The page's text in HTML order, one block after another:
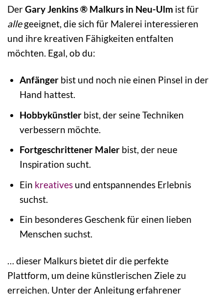
DerGary Jenkins ® Malkurs in Neu-Ulm ist für
allegeeignet, die sich für Malerei interessieren
und ihre kreativen Fähigkeiten entfalten
möchten. Egal, ob du:
Anfängerbist und noch nie einen Pinsel in der
Hand hattest.
Hobbykünstlerbist, der seine Techniken
verbessern möchte.
Fortgeschrittener Malerbist, der neue
Inspiration sucht.
Ein kreativesund entspannendes Erlebnis
suchst.
Ein besonderes Geschenk für einen lieben
Menschen suchst.
… dieser Malkurs bietet dir die perfekte
Plattform, um deine künstlerischen Ziele zu
erreichen. Unter der Anleitung erfahrener